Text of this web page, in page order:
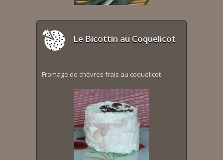
Le Bicottin au Coquelicot
Fromage de chèvres frais au coquelicot